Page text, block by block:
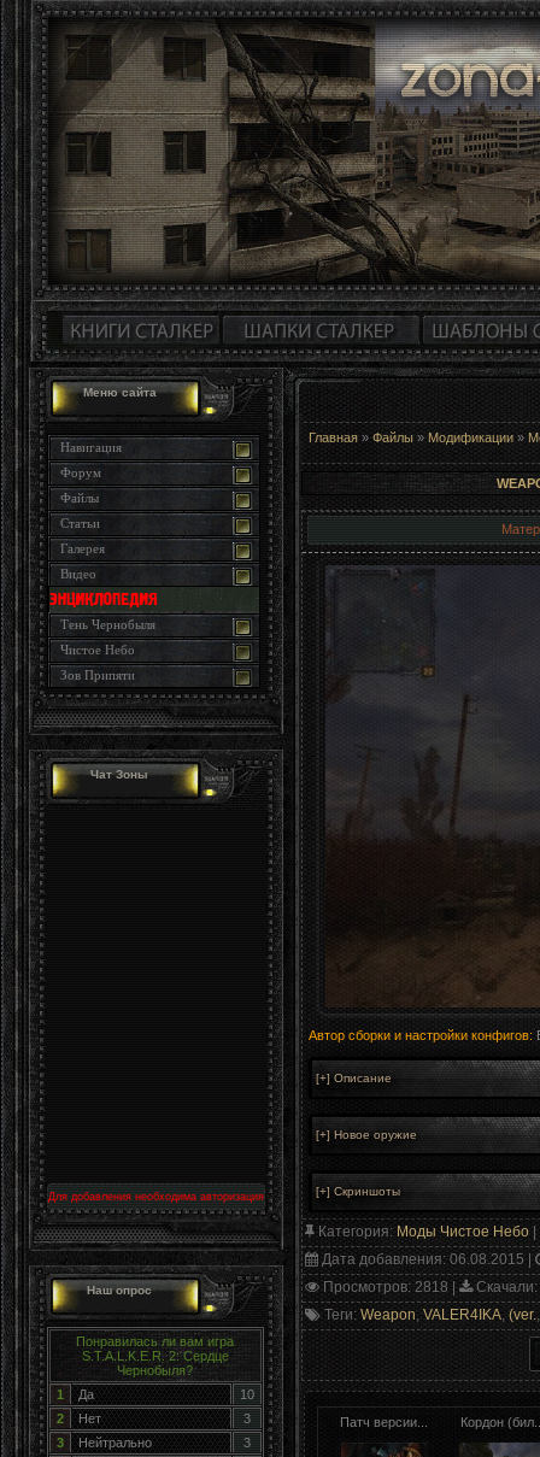
Меню сайта
Навигация
Форум
Файлы
Статьи
Галерея
Видео
Тень Чернобыля
Чистое Небо
Зов Припяти
Чат Зоны
Для добавления необходима авторизация
Наш опрос
Понравилась ли вам игра
S.T.A.L.K.E.R. 2: Сердце
Чернобыля?
1
Да
10
2
Нет
3
3
Нейтрально
3
Главная » Файлы » Модификации »
Автор сборки и настройки конфигов:
Категория: Моды Чистое Небо |
Дата добавления: 06.08.2015 |
Просмотров: 2818 | Скачали
Теги: Weapon VALER4IKA (ver.
Патч версии... Кордон